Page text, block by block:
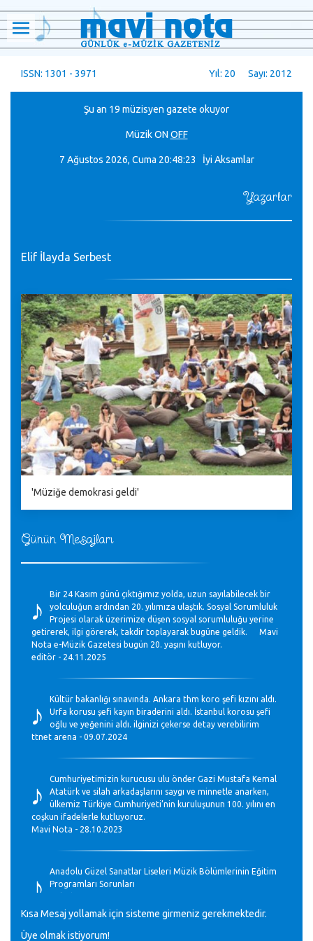
ISSN: 1301 - 3971 Yıl: 20 Sayı: 2012
Şu an 19 müzisyen gazete okuyor
MüzikON OFF
7 Ağustos 2026, Cuma 20:48:24 İyi Aksamlar
Günün Mesajları
♪
Bir 24 Kasım günü çıktığımız yolda, uzun sayılabilecek bir
yolculuğun ardından 20. yılımıza ulaştık. Sosyal Sorumluluk
Projesi olarak üzerimize düşen sosyal sorumluluğu yerine
getirerek, ilgi görerek, takdir toplayarak bugüne geldik. Mavi
Nota e-Müzik Gazetesi bugün 20. yaşını kutluyor.
editör - 24.11.2025
♪
Kültür bakanlığı sınavında. Ankara thm koro şefi kızını aldı.
Urfa korusu şefi kayın biraderini aldı. İstanbul korosu şefi
oğlu ve yeğenini aldı. ilginizi çekerse detay verebilirim
ttnet arena - 09.07.2024
♪
Cumhuriyetimizin kurucusu ulu önder Gazi Mustafa Kemal
Atatürk ve silah arkadaşlarını saygı ve minnetle anarken,
ülkemiz Türkiye Cumhuriyeti’nin kuruluşunun 100. yılını en
coşkun ifadelerle kutluyoruz.
Mavi Nota - 28.10.2023
♪
Anadolu Güzel Sanatlar Liseleri Müzik Bölümlerinin Eğitim
Programları Sorunları
GEÇMİŞ OLSUN TÜRKİYE!
Kısa Mesaj yollamak için sisteme girmeniz gerekmektedir.
Üye olmak istiyorum!
Yazarlar
Elif İlayda Serbest
'Müziğe demokrasi geldi'